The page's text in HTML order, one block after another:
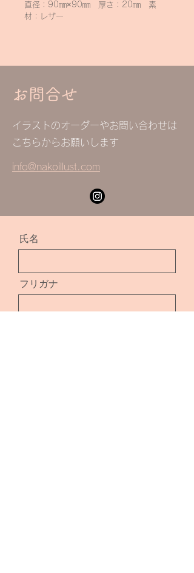
直径：90㎜×90㎜　厚さ：20㎜　素
材：レザー
お問合せ
イラストのオーダーやお問い合わせは
​こちらからお願いします
info@nakoillust.com
氏名
フリガナ